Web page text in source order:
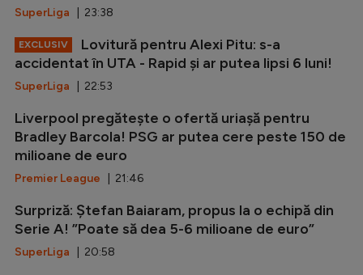
SuperLiga | 23:38
EXCLUSIV
Lovitură pentru Alexi Pitu: s-a
accidentat în UTA - Rapid și ar putea lipsi 6 luni!
SuperLiga | 22:53
Liverpool pregătește o ofertă uriașă pentru
Bradley Barcola! PSG ar putea cere peste 150 de
milioane de euro
Premier League | 21:46
Surpriză: Ștefan Baiaram, propus la o echipă din
Serie A! ”Poate să dea 5-6 milioane de euro”
SuperLiga | 20:58